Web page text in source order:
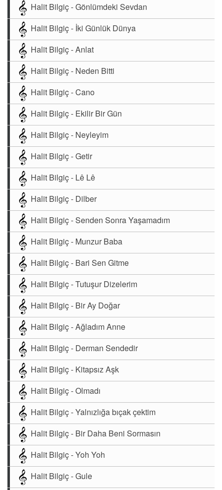
Halit Bilgiç - Gönlümdeki Sevdan
Halit Bilgiç - İki Günlük Dünya
Halit Bilgiç - Anlat
Halit Bilgiç - Neden Bitti
Halit Bilgiç - Cano
Halit Bilgiç - Ekilir Bir Gün
Halit Bilgiç - Neyleyim
Halit Bilgiç - Getir
Halit Bilgiç - Lê Lê
Halit Bilgiç - Dilber
Halit Bilgiç - Senden Sonra Yaşamadım
Halit Bilgiç - Munzur Baba
Halit Bilgiç - Bari Sen Gitme
Halit Bilgiç - Tutuşur Dizelerim
Halit Bilgiç - Bir Ay Doğar
Halit Bilgiç - Ağladım Anne
Halit Bilgiç - Derman Sendedir
Halit Bilgiç - Kitapsız Aşk
Halit Bilgiç - Olmadı
Halit Bilgiç - Yalnızlığa bıçak çektim
Halit Bilgiç - Bir Daha Beni Sormasın
Halit Bilgiç - Yoh Yoh
Halit Bilgiç - Gule